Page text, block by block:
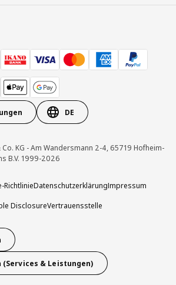
DE
Co. KG - Am Wandersmann 2-4, 65719 Hofheim-
B.V. 1999-2026
RichtlinieDatenschutzerklärungImpressum
DisclosureVertrauensstelle
& Leistungen)